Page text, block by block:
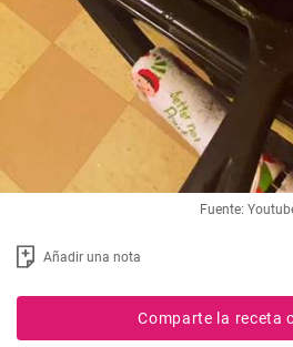
Fuente:
Añadir una nota
Comparte la receta